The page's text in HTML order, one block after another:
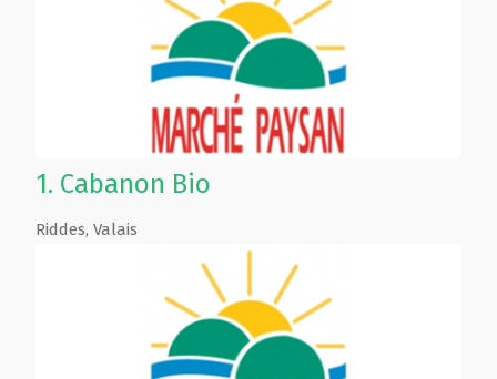
1. Cabanon Bio
Riddes, Valais